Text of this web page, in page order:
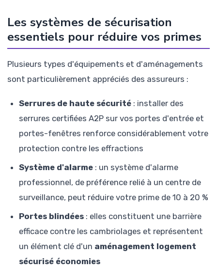
Les systèmes de sécurisation
essentiels pour réduire vos primes
Plusieurs types d'équipements et d'aménagements
sont particulièrement appréciés des assureurs :
Serrures de haute sécurité : installer des
serrures certifiées A2P sur vos portes d'entrée et
portes-fenêtres renforce considérablement votre
protection contre les effractions
Système d'alarme : un système d'alarme
professionnel, de préférence relié à un centre de
surveillance, peut réduire votre prime de 10 à 20 %
Portes blindées : elles constituent une barrière
efficace contre les cambriolages et représentent
un élément clé d'un aménagement logement
sécurisé économies